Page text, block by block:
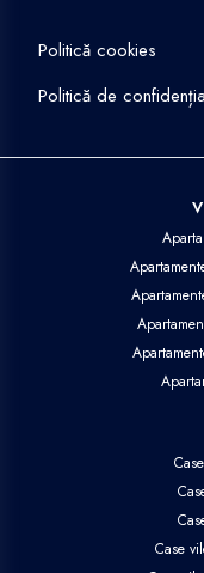
Politică cookies
Politică de
Case